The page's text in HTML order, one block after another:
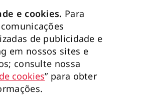
e cookies. Para
de publicidade e
em nossos sites e
consulte nossa
cookies” para obter